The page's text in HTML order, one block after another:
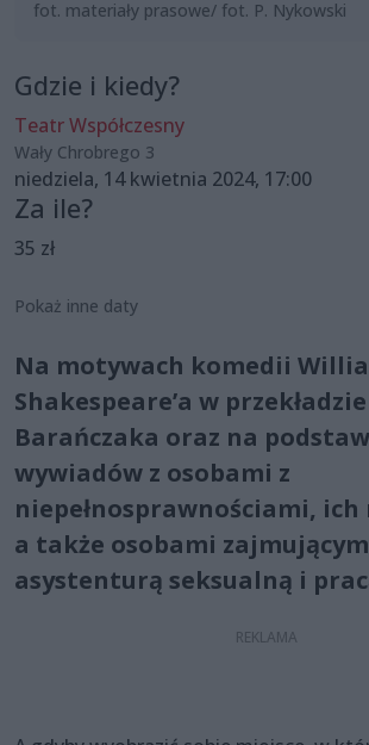
fot. materiały prasowe/ fot. P. Nykowski
Gdzie i kiedy?
Teatr Współczesny
Wały Chrobrego 3
niedziela, 14 kwietnia 2024, 17:00
Za ile?
35 zł
Pokaż inne daty
Na motywach komedii
Shakespeare’a w
Barańczaka oraz na
wywiadów z osobami z
niepełnosprawnościami,
a także osobami
asystenturą seksualną i